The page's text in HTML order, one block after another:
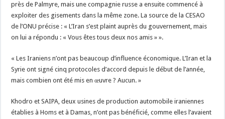
près de Palmyre, mais une compagnie russe a ensuite commencé à
exploiter des gisements dans la même zone. La source de la CESAO
de l’ONU précise : « L’Iran s’est plaint auprès du gouvernement, mais
on lui a répondu : « Vous êtes tous deux nos amis » ».
« Les Iraniens n’ont pas beaucoup d’influence économique. L’Iran et la
Syrie ont signé cinq protocoles d’accord depuis le début de l’année,
mais combien ont été mis en œuvre ? Aucun. »
Khodro et SAIPA, deux usines de production automobile iraniennes
établies à Homs et à Damas, n’ont pas bénéficié, comme elles l’avaient